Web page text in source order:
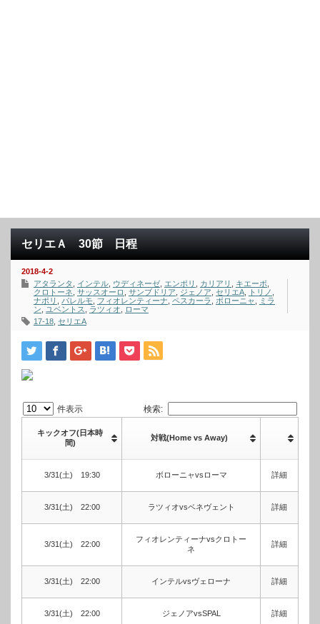
セリエＡ 30節 日程
2018-4-2
アタランタ
インテル ウディネーゼ エンポリ カリアリ キエーボ
クロトーネ サッスオーロ サンブドリア ジェノア セリエA トリノ
ナポリ
パレルモ フィオレンティーナ ペスカーラ ボローニャ
ミラ
ン
ユベントス ラツィオ
ローマ
17-18 セリエA
件表示 検索:
キックオフ(日本時
間)
対戦(Home vs Away)
3/31(土) 19:30 ボローニャvsローマ 詳細
3/31(土) 22:00 ラツィオvsベネヴェント 詳細
3/31(土) 22:00
フィオレンティーナvsクロトー
ネ
詳細
3/31(土) 22:00 インテルvsヴェローナ 詳細
3/31(土) 22:00 ジェノアvsSPAL 詳細